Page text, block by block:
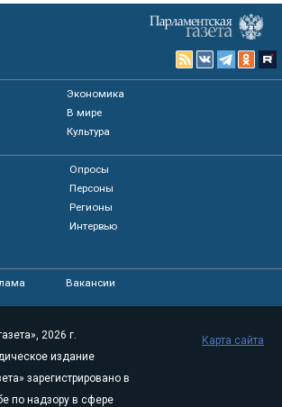
Экономика
В мире
Культура
Опросы
Персоны
Регионы
Интервью
Вакансии
2026 г.
издание
зарегистрировано в
по надзору в сфере
Карта сайта